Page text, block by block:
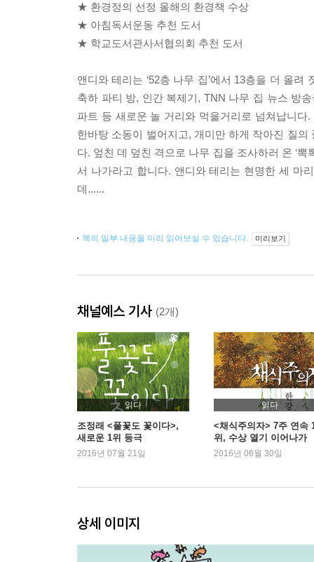
★ 환경정의 선정 올해의 환경책 수상
★ 아침독서운동 추천 도서
★ 학교도서관사서협의회 추천 도서
앤디와 테리는 ‘52층 나무 집’에서 13층을 더 올
축하 파티 방, 인간 복제기, TNN 나무 집 뉴스 방
파트 등 새로운 놀 거리와 먹을거리로 넘쳐납니
한바탕 소동이 벌어지고, 개미만 하게 작아진 질
다. 엎친 데 덮친 격으로 나무 집을 조사하러 온 ‘
서 나가라고 합니다. 앤디와 테리는 현명한 세 마
데......
책의 일부 내용을 미리 읽어보실 수 있습니다. 미리보기
채널예스 기사 (2개)
읽다
조정래 <풀꽃도 꽃이다>,
새로운 1위 등극
2016년 07월 21일
읽다
<채식주의자> 7주 연속
위, 수상 열기 이어나가
2016년 06월 30일
상세 이미지